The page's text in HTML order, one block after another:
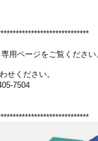
用ページをご覧ください
せください。
7504